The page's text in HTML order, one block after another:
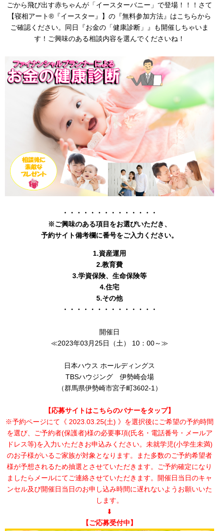
ごから飛び出す赤ちゃんが「イースターバニー」で登場！！！さて
【寝相アート®︎『イースター』】の『無料参加方法』はこちらから
ご確認ください。同日『お金の「健康診断」』も開催しちゃいま
す！ご興味のある相談内容を選んでくださいね！
・・・・・・・・・・・・・・
※ご興味のある項目をお選びいただき、
予約サイト備考欄に番号をご入力ください。
1.資産運用
2.教育費
3.学資保険、生命保険等
4.住宅
5.その他
・・・・・・・・・・・・・・
開催日
≪2023年03月25日（土） 10：00～≫
日本ハウス ホールディングス
TBSハウジング 伊勢崎会場
（群馬県伊勢崎市宮子町3602-1）
【応募サイトはこちらのバナーをタップ】
※予約ページにて《 2023.03.25(土) 》を選択後にご希望の予約時間
を選び、ご予約者(保護者)様の必要事項(氏名・電話番号・メールア
ドレス等)を入力いただきお申込みください。未就学児(小学生未満)
のお子様がいるご家族が対象となります。また多数のご予約希望者
様が予想されるため抽選とさせていただきます。ご予約確定になり
ましたらメールにてご連絡させていただきます。開催日当日のキャ
ンセル及び開催日当日のお申し込み時間に遅れないようお願いいた
します。
⬇︎
【ご応募受付中】